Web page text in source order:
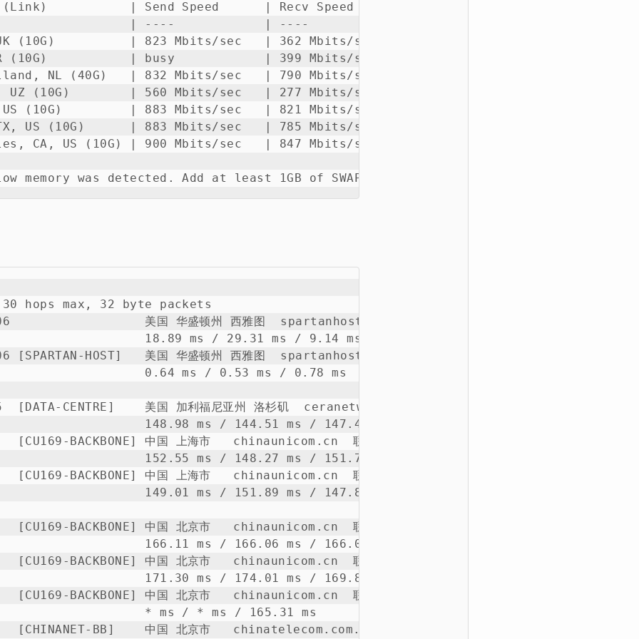
(Link)           | Send Speed      | Recv Speed      | Ping
| ----            | ----            | ----
UK (10G)          | 823 Mbits/sec   | 362 Mbits/sec   | 124 ms
FR (10G)           | busy            | 399 Mbits/sec   | 128 ms
NL (40G)   | 832 Mbits/sec   | 790 Mbits/sec   | 130 ms
UZ (10G)        | 560 Mbits/sec   | 277 Mbits/sec   | 212 ms
US (10G)         | 883 Mbits/sec   | 821 Mbits/sec   | 61.2 ms
US (10G)      | 883 Mbits/sec   | 785 Mbits/sec   | 59.0 ms
CA, US (10G) | 900 Mbits/sec   | 847 Mbits/sec   | 35.5 ms
memory was detected. Add at least 1GB of SWAP or use GB4 instead (higher